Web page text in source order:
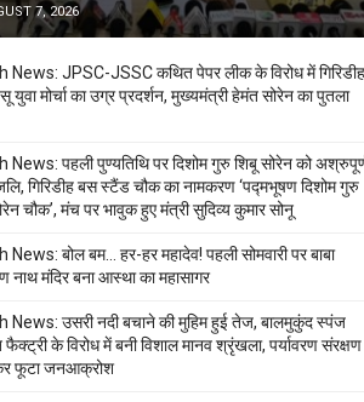
7, 2026
News: JPSC-JSSC कथित पेपर लीक के विरोध में गिरिडीह
मोर्चा का उग्र प्रदर्शन, मुख्यमंत्री हेमंत सोरेन का पुतला
News: पहली पुण्यतिथि पर दिशोम गुरु शिबू सोरेन को
गिरिडीह बस स्टैंड चौक का नामकरण ‘पद्मभूषण दिशोम गुरु
चौक’, मंच पर भावुक हुए मंत्री सुदिव्य कुमार सोनू
News: बोल बम… हर-हर महादेव! पहली सोमवारी पर बाबा
नाथ मंदिर बना आस्था का महासागर
News: उसरी नदी बचाने की मुहिम हुई तेज, बालमुकुंद स्पंज
के विरोध में बनी विशाल मानव श्रृंखला, पर्यावरण संरक्षण
फूटा जनआक्रोश